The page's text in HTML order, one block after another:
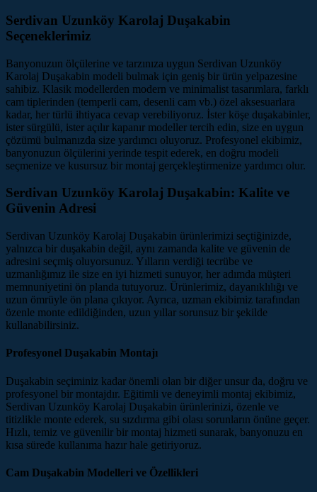
Serdivan Uzunköy Karolaj Duşakabin
Seçeneklerimiz
Banyonuzun ölçülerine ve tarzınıza uygun Serdivan Uzunköy
Karolaj Duşakabin modeli bulmak için geniş bir ürün yelpazesine
sahibiz. Klasik modellerden modern ve minimalist tasarımlara, farklı
cam tiplerinden (temperli cam, desenli cam vb.) özel aksesuarlara
kadar, her türlü ihtiyaca cevap verebiliyoruz. İster köşe duşakabinler,
ister sürgülü, ister açılır kapanır modeller tercih edin, size en uygun
çözümü bulmanızda size yardımcı oluyoruz. Profesyonel ekibimiz,
banyonuzun ölçülerini yerinde tespit ederek, en doğru modeli
seçmenize ve kusursuz bir montaj gerçekleştirmenize yardımcı olur.
Serdivan Uzunköy Karolaj Duşakabin: Kalite ve
Güvenin Adresi
Serdivan Uzunköy Karolaj Duşakabin ürünlerimizi seçtiğinizde,
yalnızca bir duşakabin değil, aynı zamanda kalite ve güvenin de
adresini seçmiş oluyorsunuz. Yılların verdiği tecrübe ve
uzmanlığımız ile size en iyi hizmeti sunuyor, her adımda müşteri
memnuniyetini ön planda tutuyoruz. Ürünlerimiz, dayanıklılığı ve
uzun ömrüyle ön plana çıkıyor. Ayrıca, uzman ekibimiz tarafından
özenle monte edildiğinden, uzun yıllar sorunsuz bir şekilde
kullanabilirsiniz.
Profesyonel Duşakabin Montajı
Duşakabin seçiminiz kadar önemli olan bir diğer unsur da, doğru ve
profesyonel bir montajdır. Eğitimli ve deneyimli montaj ekibimiz,
Serdivan Uzunköy Karolaj Duşakabin ürünlerinizi, özenle ve
titizlikle monte ederek, su sızdırma gibi olası sorunların önüne geçer.
Hızlı, temiz ve güvenilir bir montaj hizmeti sunarak, banyonuzu en
kısa sürede kullanıma hazır hale getiriyoruz.
Cam Duşakabin Modelleri ve Özellikleri